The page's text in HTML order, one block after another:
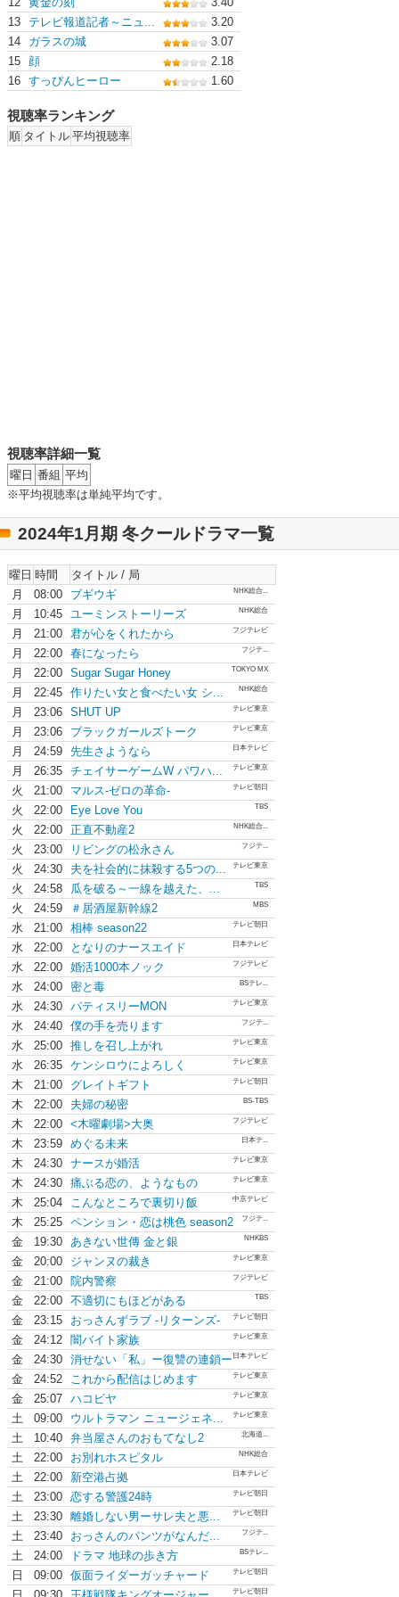
13
テレビ報道記者～ニュ...
3.20
14
ガラスの城
3.07
15
顔
2.18
16 すっぴんヒーロー 1.60
視聴率ランキング
順 タイトル 平均視聴率
視聴率詳細一覧
曜日 番組 平均
※平均視聴率は単純平均です。
2024年1月期 冬クールドラマ一覧
曜日 時間
タイトル / 局
月
08:00 ブギウギ NHK総合...
月 10:45 ユーミンストーリーズ NHK総合
月 21:00 君が心をくれたから フジテレビ
月 22:00 春になったら フジテ...
月 22:00 Sugar Sugar Honey TOKYO MX
月 22:45 作りたい女と食べたい女 シ... NHK総合
月 23:06 SHUT UP テレビ東京
月 23:06 ブラックガールズトーク テレビ東京
月 24:59 先生さようなら 日本テレビ
月 26:35 チェイサーゲームW パワハ... テレビ東京
火 21:00 マルス-ゼロの革命- テレビ朝日
火 22:00 Eye Love You TBS
火 22:00 正直不動産2 NHK総合...
火 23:00 リビングの松永さん フジテ...
火 24:30 夫を社会的に抹殺する5つの... テレビ東京
火 24:58 瓜を破る～一線を越えた、... TBS
火 24:59 ＃居酒屋新幹線2 MBS
水 21:00 相棒 season22 テレビ朝日
水 22:00 となりのナースエイド 日本テレビ
水 22:00 婚活1000本ノック フジテレビ
水 24:00 密と毒 BSテレ...
水 24:30 パティスリーMON テレビ東京
水 24:40 僕の手を売ります フジテ...
水 25:00 推しを召し上がれ テレビ東京
水 26:35 ケンシロウによろしく テレビ東京
木 21:00 グレイトギフト テレビ朝日
木 22:00 夫婦の秘密 BS-TBS
木 22:00 <木曜劇場>大奥 フジテレビ
木 23:59 めぐる未来 日本テ...
木 24:30 ナースが婚活 テレビ東京
木 24:30 痛ぶる恋の、ようなもの テレビ東京
木 25:04 こんなところで裏切り飯 中京テレビ
木 25:25 ペンション・恋は桃色 season2 フジテ...
金 19:30 あきない世傳 金と銀 NHKBS
金 20:00 ジャンヌの裁き テレビ東京
金 21:00 院内警察 フジテレビ
金 22:00 不適切にもほどがある TBS
金 23:15 おっさんずラブ -リターンズ- テレビ朝日
金 24:12 闇バイト家族 テレビ東京
金 24:30 消せない「私」ー復讐の連鎖ー 日本テレビ
金 24:52 これから配信はじめます テレビ東京
金 25:07 ハコビヤ テレビ東京
土 09:00 ウルトラマン ニュージェネ... テレビ東京
土 10:40 弁当屋さんのおもてなし2 北海道...
土 22:00 お別れホスピタル NHK総合
土 22:00 新空港占拠 日本テレビ
土 23:00 恋する警護24時 テレビ朝日
土 23:30 離婚しない男ーサレ夫と悪... テレビ朝日
土 23:40 おっさんのパンツがなんだ... フジテ...
土 24:00 ドラマ 地球の歩き方 BSテレ...
日 09:00 仮面ライダーガッチャード テレビ朝日
テレビ朝日